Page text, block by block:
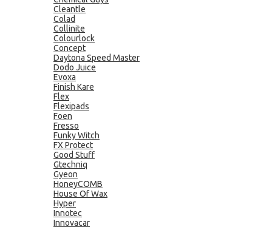
Cleantle
Colad
Collinite
Colourlock
Concept
Daytona Speed Master
Dodo Juice
Evoxa
Finish Kare
Flex
Flexipads
Foen
Fresso
Funky Witch
FX Protect
Good Stuff
Gtechniq
Gyeon
HoneyCOMB
House Of Wax
Hyper
Innotec
Innovacar